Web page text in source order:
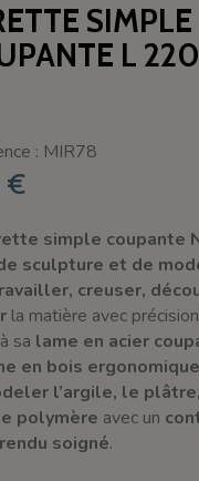
SIMPLE
L
: MIR78
€
simple coupante
sculpture et de
creuser,
la matière avec
sa lame en acier
en bois ergonomique
l’argile, le
polymère avec un
soigné.